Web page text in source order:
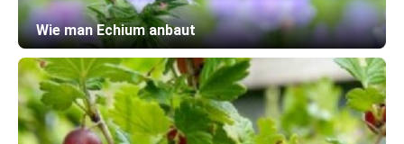
Wie man Echium anbaut